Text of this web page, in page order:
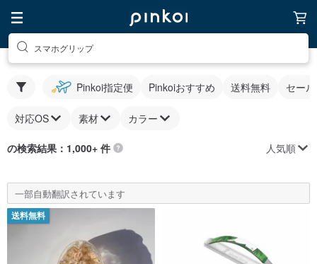
スマホグリップ
Pinkoi指定便 Pinkoiおすすめ 送料無料 セー
対応OS 素材 カラー
の検索結果：1,000+ 件 人気順
一部自動翻訳されています
送料無料